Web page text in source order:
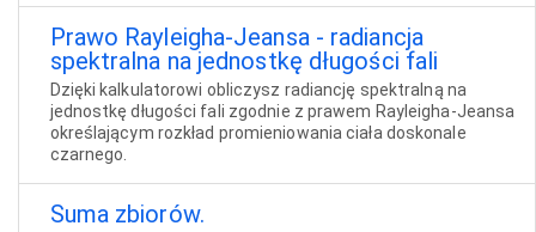
Prawo Rayleigha-Jeansa - radiancja
spektralna na jednostkę długości fali
Dzięki kalkulatorowi obliczysz radiancję spektralną na
jednostkę długości fali zgodnie z prawem Rayleigha-Jeansa
określającym rozkład promieniowania ciała doskonale
czarnego.
Suma zbiorów.